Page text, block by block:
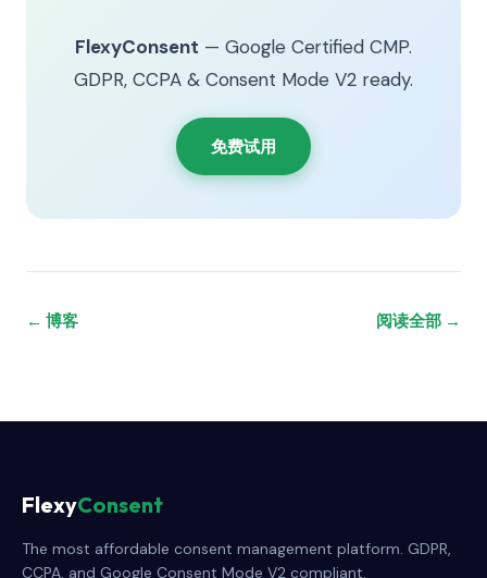
FlexyConsent — Google Certified CMP.
GDPR, CCPA & Consent Mode V2 ready.
免费试用
← 博客 阅读全部 →
FlexyConsent
The most affordable consent management platform. GDPR,
CCPA, and Google Consent Mode V2 compliant.